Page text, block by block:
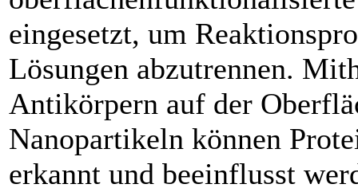
eingesetzt, um
Lösungen abzutrennen.
Antikörpern auf der
Nanopartikeln können
erkannt und beeinflusst